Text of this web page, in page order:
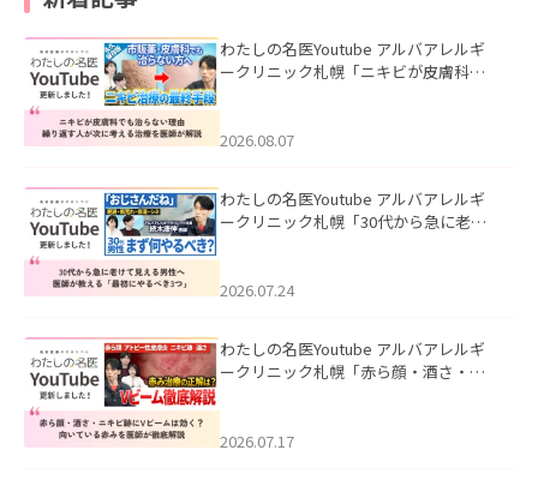
わたしの名医Youtube アルバアレルギ
ークリニック札幌「ニキビが皮膚科で
ました。
2026.08.07
わたしの名医Youtube アルバアレルギ
ークリニック札幌「30代から急に老け
た。
2026.07.24
わたしの名医Youtube アルバアレルギ
ークリニック札幌「赤ら顔・酒さ・ニ
した。
2026.07.17